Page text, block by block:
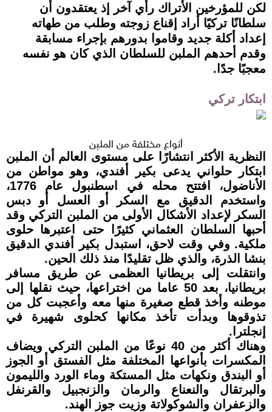
لكن للمؤرخين الأتراك رأي آخر إذ يعتقدون أن
سلطانًا تركيًا أراد إقناع زوجته وطلب من طهاته
إعداد أكلة جديد وقاموا بدورهم بإجراء مسابقة
وقدم أحدهم الملبن للسلطان الذي كان هو نفسه
معجبًا جدًا.
ابتكار تركي
أنواع مختلفة من الملبن
النظرية الأكثر انتشارًا على مستوى العالم أن الملبن
ابتكار حلواني يدعى بكير أفندي، وهو مواطن من
الأناضول، افتتح محله في اسطنبول عام 1776،
واستخدم الدقيق مع السكر أو العسل أو دبس
السكر لإعداد الأشكال الأولى من الملبن التركي وقد
أحبها السلطان العثماني كثيرًا حتى اعتبرها حلوى
ملكية. وفي وقت لاحق، استبدل بكير أفندي الدقيق
بنشا الذرة، والذي ظل تقليدًا منذ ذلك الحين.
وانتقلت إلى بريطانيا العظمى عن طريق مسافر
بريطانيا، بعد 50 عاما من اختراعها، حيث نقلها إلى
موطنه وأخذ قطع صغيرة منها معه وأعجبت كل من
تذوقوها وبدأت تأخذ مكانها كحلوى شهيرة في
إنجلترا.
وهناك أكثر من 40 نوعًا من الملبن التركي ويضاف
المكسرات بأنواعها المختلفة مثل الفستق أو الجوز
أو البندق ونكهات مثل المستكة وماء الورد والليمون
والبرتقال والنعناع والرمان والزنجبيل والقرنفل
والزعفران والشوكولاتة وزيت جوز الهند.